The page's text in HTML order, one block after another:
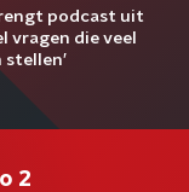
podcast uit
vragen die veel
2